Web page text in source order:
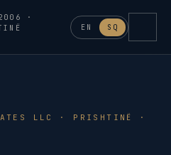
·
EN SQ
LLC · PRISHTINË ·